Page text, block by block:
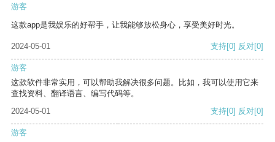
游客
这款app是我娱乐的好帮手，让我能够放松身心，享受美好时光。
2024-05-01 支持[0] 反对[0]
游客
这款软件非常实用，可以帮助我解决很多问题。比如，我可以使用它来
查找资料、翻译语言、编写代码等。
2024-05-01
支持[0] 反对[0]
游客